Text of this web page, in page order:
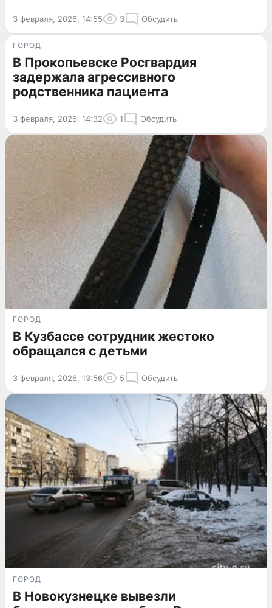
3 февраля, 2026, 14:55 3 Обсудить
ГОРОД
В Прокопьевске Росгвардия
задержала агрессивного
родственника пациента
3 февраля, 2026, 14:32 1 Обсудить
ГОРОД
В Кузбассе сотрудник жестоко
обращался с детьми
3 февраля, 2026, 13:56 5 Обсудить
ГОРОД
В Новокузнецке вывезли